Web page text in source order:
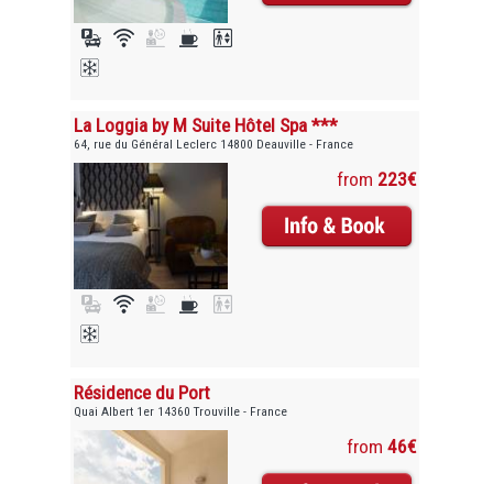
La Loggia by M Suite Hôtel Spa ***
64, rue du Général Leclerc 14800 Deauville - France
from 223€
Résidence du Port
Quai Albert 1er 14360 Trouville - France
from 46€